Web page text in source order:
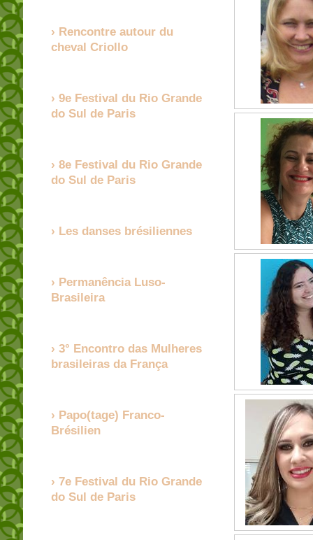
Rencontre autour du
cheval Criollo
9e Festival du Rio Grande
do Sul de Paris
8e Festival du Rio Grande
do Sul de Paris
Les danses brésiliennes
Permanência Luso-
Brasileira
3° Encontro das Mulheres
brasileiras da França
Papo(tage) Franco-
Brésilien
7e Festival du Rio Grande
do Sul de Paris